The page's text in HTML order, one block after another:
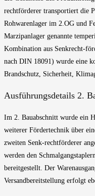
rechtförderer transportiert die
Rohwarenlager im 2.OG und
Marzipanlager genannte
Kombination aus Senkrecht-
nach DIN 18091) wurde eine
Brandschutz, Sicherheit,
Ausführungsdetails 2.
Im 2. Bauabschnitt wurde ein
weiterer Fördertechnik über
zweiten Senk-rechtförderer
werden den
bereitgestellt. Der
Versandbereitstellung erfolgt